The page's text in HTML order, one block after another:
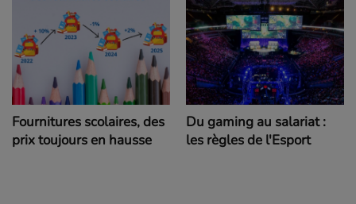
Fournitures scolaires, des
prix toujours en hausse
Du gaming au salariat :
les règles de l'Esport